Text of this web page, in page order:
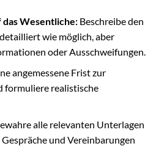
Wesentliche:Beschreibe den
wie möglich, aber
oder Ausschweifungen.
angemessene Frist zur
formuliere realistische
alle relevanten Unterlagen
und Vereinbarungen